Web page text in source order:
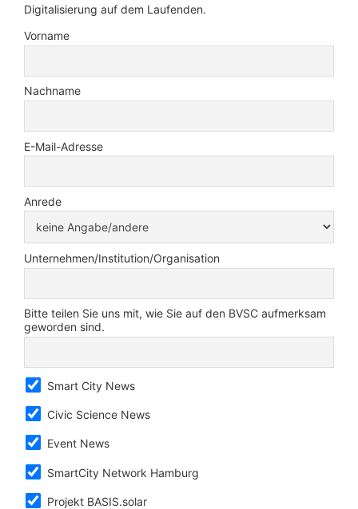
Digitalisierung auf dem Laufenden.
Vorname
Nachname
E-Mail-Adresse
Anrede
Unternehmen/Institution/Organisation
Bitte teilen Sie uns mit, wie Sie auf den BVSC aufmerksam
geworden sind.
Smart City News
Civic Science News
Event News
SmartCity Network Hamburg
Projekt BASIS.solar